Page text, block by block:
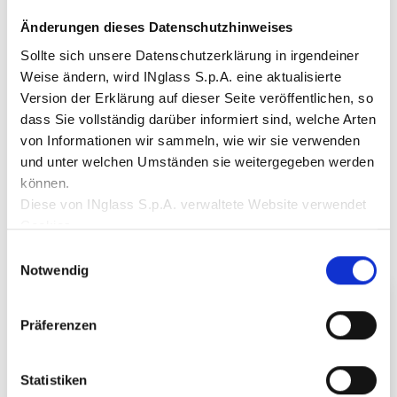
Änderungen dieses Datenschutzhinweises
Sollte sich unsere Datenschutzerklärung in irgendeiner
Weise ändern, wird INglass S.p.A. eine aktualisierte
Version der Erklärung auf dieser Seite veröffentlichen, so
dass Sie vollständig darüber informiert sind, welche Arten
von Informationen wir sammeln, wie wir sie verwenden
und unter welchen Umständen sie weitergegeben werden
können.
Diese von INglass S.p.A. verwaltete Website verwendet
Cookies.
Notwendige Cookies:
Sie gewährleisten das normale
Funktionieren der Website, indem sie grundlegende
Funktionale Cookies:
Sie speichern Informationen,
ID, die Sprachauswahl oder den Standort des Nutzers);
Notwendig
Präferenzen
Statistiken
Andere Lösungen